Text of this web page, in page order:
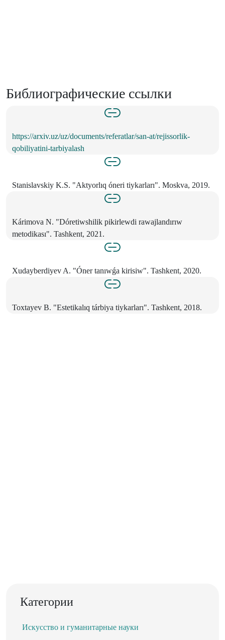
Библиографические ссылки
https://arxiv.uz/uz/documents/referatlar/san-at/rejissorlik-
qobiliyatini-tarbiyalash
Stanislavskiy K.S. "Aktyorlıq óneri tiykarları". Moskva, 2019.
Kárimova N. "Dóretiwshilik pikirlewdi rawajlandırıw
metodikası". Tashkent, 2021.
Xudayberdiyev A. "Óner tanıwǵa kirisiw". Tashkent, 2020.
Toxtayev B. "Estetikalıq tárbiya tiykarları". Tashkent, 2018.
Категории
Искусство и гуманитарные науки